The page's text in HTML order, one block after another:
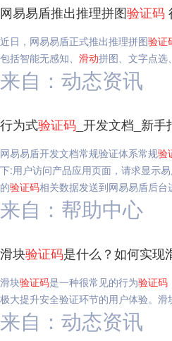
网易易盾推出推理拼图验证码
近日，网易易盾正式推出推理拼图验证
包括智能无感知、 滑动拼图、文字点选
来自：动态资讯
行为式验证码 _开发文档_新
网易易盾开发文档常规验证体系常规验
下:用户访问产品应用页面，请求显示
的验证码相关数据发送到网易易盾后
来自：帮助中心
滑块验证码是什么？如何实现
滑块验证码是一种很常见的行为验证码
极大提升安全验证环节的用户体验。滑
来自：动态资讯